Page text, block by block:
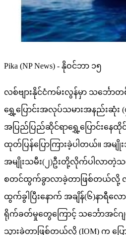
Pika (NP News) - နိုဝင်ဘာ ၁၅
လစ်ဗျားနိုင်ငံကမ်းလွန်မှာ သင်္ဘောတ
ရွှေ့ပြောင်းအလုပ်သမားအနည်းဆုံ
အပြည်ပြည်ဆိုင်ရာရွှေ့ပြောင်းနေ
ထုတ်ပြန်ပြောကြားခဲ့ပါတယ်။ အမျိုး
အမျိုးသမီး(၂)ဦးတို့လိုက်ပါလာတဲ့သင်္
စတင်ထွက်ခွာလာခဲ့တာဖြစ်တယ်လို့
ထွက်ခွါပြီးနောက် အချိန်(၆)နာရီလ
ရိုက်ခတ်မှုတွေကြောင့် သင်္ဘောအင်ဂျ
သွားခဲ့တာဖြစ်တယ်လို့ (IOM) က ပြေ